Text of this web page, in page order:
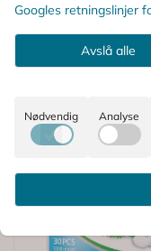
Googles retningslinjer
Avslå alle
Nødvendig Analyse